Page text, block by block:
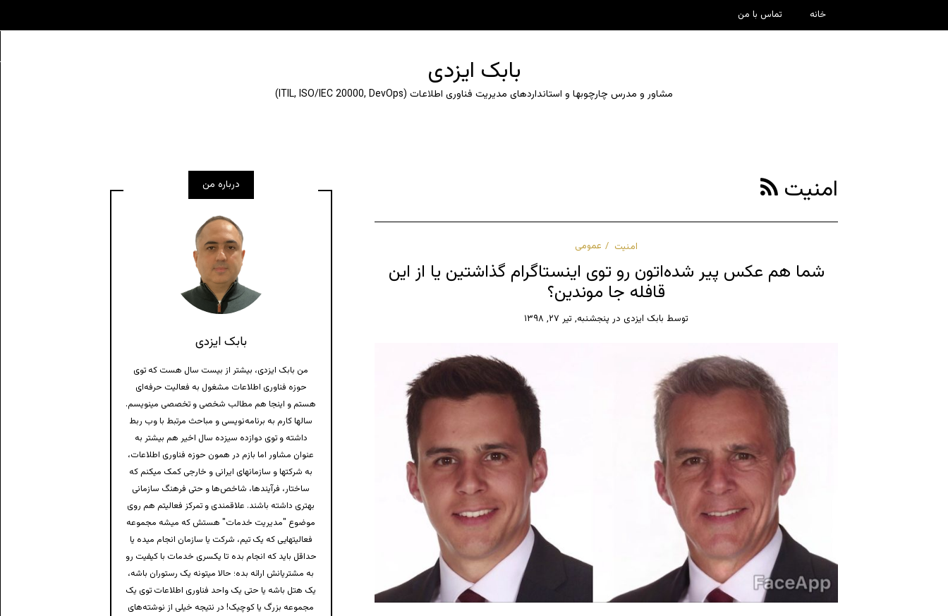
خانه تماس با من
بابک ایزدی
مشاور و مدرس چارچوبها و استانداردهای مدیریت فناوری اطلاعات (ITIL, ISO/IEC 20000, DevOps)
امنیت
امنیت عمومی
شما هم عکس پیر شده‌اتون رو توی اینستاگرام گذاشتین یا از این
قافله جا موندین؟
توسط بابک ایزدی در پنجشنبه, تیر ۲۷, ۱۳۹۸
درباره من
بابک ایزدی
من بابک ایزدی، بیشتر از بیست سال هست که توی
حوزه فناوری اطلاعات مشغول به فعالیت حرفه‌ای
هستم و اینجا هم مطالب شخصی و تخصصی مینویسم.
سالها کارم به برنامه‌نویسی و مباحث مرتبط با وب ربط
داشته و توی دوازده سیزده سال اخیر هم بیشتر به
عنوان مشاور اما بازم در همون حوزه فناوری اطلاعات،
به شرکتها و سازمانهای ایرانی و خارجی کمک میکنم که
ساختار، فرآیندها، شاخص‌ها و حتی فرهنگ سازمانی
بهتری داشته باشند. علاقمندی و تمرکز فعالیتم هم روی
موضوع "مدیریت خدمات" هستش که میشه مجموعه
فعالیتهایی که یک تیم، شرکت یا سازمان انجام میده یا
حداقل باید که انجام بده تا یکسری خدمات با کیفیت رو
به مشتریانش ارائه بده؛ حالا میتونه یک رستوران باشه،
یک هتل باشه یا حتی یک واحد فناوری اطلاعات توی یک
مجموعه بزرگ یا کوچیک! در نتیجه خیلی از نوشته‌های